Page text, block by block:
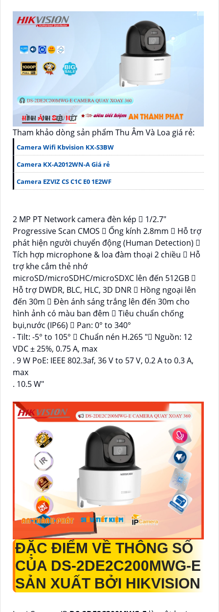
Tham khảo dòng sản phẩm Thu Âm Và Loa giá rẻ:
Camera Wifi Kbvision KX-S3BW
Camera KX-A2012WN-A Giá rẻ
Camera EZVIZ CS C1C E0 1E2WF
2 MP PT Network camera đèn kép  1/2.7″
Progressive Scan CMOS  Ống kính 2.8mm  Hỗ trợ
phát hiện người chuyển động (Human Detection) 
Tích hợp microphone & loa đàm thoại 2 chiều  Hỗ
trợ khe cắm thẻ nhớ
microSD/microSDHC/microSDXC lên đến 512GB 
Hỗ trợ DWDR, BLC, HLC, 3D DNR  Hồng ngoại lên
đến 30m  Đèn ánh sáng trắng lên đến 30m cho
hình ảnh có màu ban đêm  Tiêu chuẩn chống
bụi,nước (IP66)  Pan: 0° to 340°
- Tilt: -5° to 105°  Chuẩn nén H.265 " Nguồn: 12
VDC ± 25%, 0.75 A, max
. 9 W PoE: IEEE 802.3af, 36 V to 57 V, 0.2 A to 0.3 A,
max
. 10.5 W"
ĐẶC ĐIỂM VỀ THÔNG SỐ
CỦA DS-2DE2C200MWG-E
SẢN XUẤT BỞI HIKVISION